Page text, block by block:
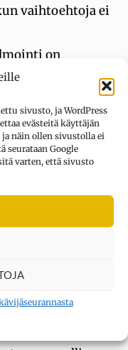
sivusto, ja WordPress
evästeitä käyttäjän
näin ollen sivustolla ei
seurataan Google
varten, että sivusto
vaihtoehtoja ei
on
voiko sen
ja ruoka-aineilla?
siltä, ettei
mutta silti minua